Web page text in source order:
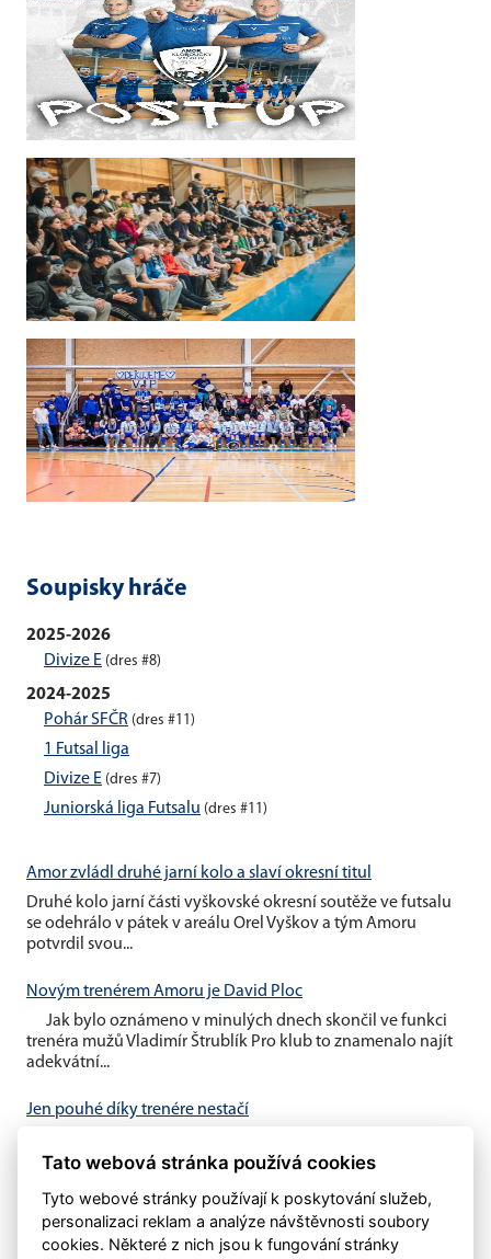
Soupisky hráče
2025-2026
Divize E (dres #8)
2024-2025
Pohár SFČR (dres #11)
1 Futsal liga
Divize E (dres #7)
Juniorská liga Futsalu (dres #11)
Amor zvládl druhé jarní kolo a slaví okresní titul
Druhé kolo jarní části vyškovské okresní soutěže ve futsalu
se odehrálo v pátek v areálu Orel Vyškov a tým Amoru
potvrdil svou...
Novým trenérem Amoru je David Ploc
Jak bylo oznámeno v minulých dnech skončil ve funkci
trenéra mužů Vladimír Štrublík Pro klub to znamenalo najít
adekvátní...
Jen pouhé díky trenére nestačí
Štrublíka u našeho áčka Domníváme se, že pouhé
Tato webová stránka používá cookies
Tyto webové stránky používají k poskytování služeb,
personalizaci reklam a analýze návštěvnosti soubory
cookies. Některé z nich jsou k fungování stránky